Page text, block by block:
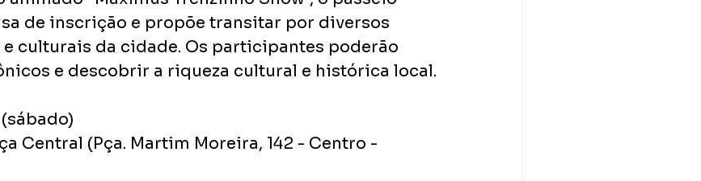
de inscrição e propõe transitar por diversos
culturais da cidade. Os participantes poderão
e descobrir a riqueza cultural e histórica local.
Central (Pça. Martim Moreira, 142 - Centro -